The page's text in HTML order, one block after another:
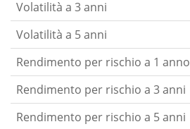
Volatilità a 3 anni
Volatilità a 5 anni
Rendimento per rischio a 1 anno
Rendimento per rischio a 3 anni
Rendimento per rischio a 5 anni